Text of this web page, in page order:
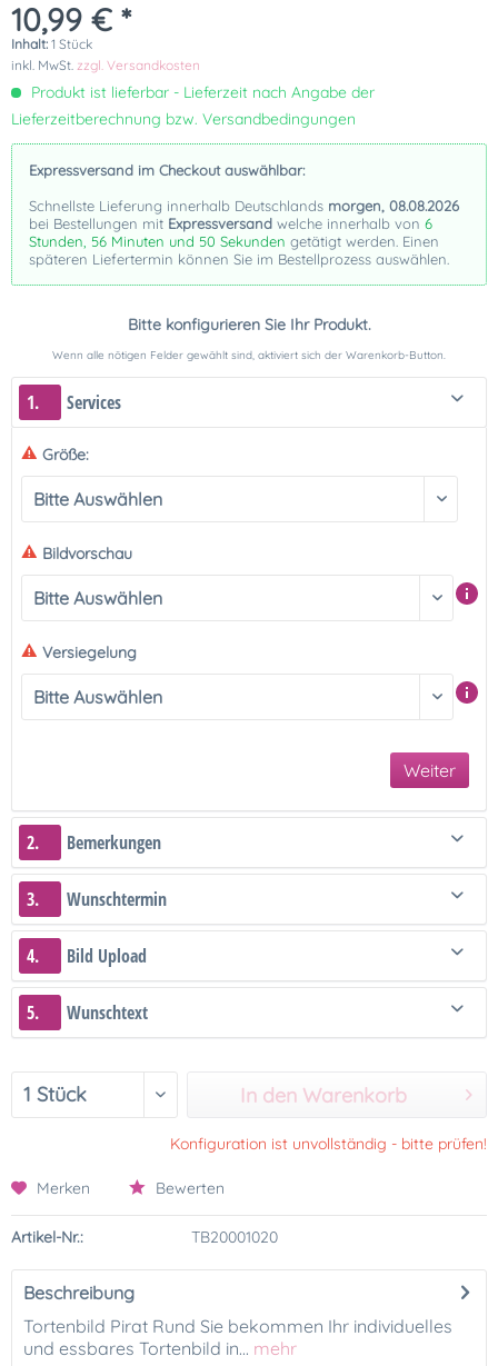
10,99 € *
Inhalt: 1 Stück
inkl. MwSt. zzgl. Versandkosten
Produkt ist lieferbar - Lieferzeit nach Angabe der
Lieferzeitberechnung bzw. Versandbedingungen
Expressversand im Checkout auswählbar:
Schnellste Lieferung innerhalb Deutschlands morgen, 08.08.2026
bei Bestellungen mit Expressversand welche innerhalb von 6
Stunden, 56 Minuten und 49 Sekunden getätigt werden. Einen
späteren Liefertermin können Sie im Bestellprozess auswählen.
Bitte konfigurieren Sie Ihr Produkt.
Wenn alle nötigen Felder gewählt sind, aktiviert sich der Warenkorb-Button.
1. Services
Größe:
Bildvorschau
Versiegelung
Weiter
2. Bemerkungen
3. Wunschtermin
4. Bild Upload
5. Wunschtext
In den Warenkorb
Konfiguration ist unvollständig - bitte prüfen!
Merken Bewerten
Artikel-Nr.: TB20001020
Beschreibung
Tortenbild Pirat Rund Sie bekommen Ihr individuelles
und essbares Tortenbild in... mehr